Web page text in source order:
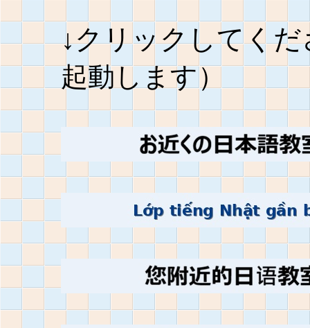
↓クリックしてくだ
起動します）